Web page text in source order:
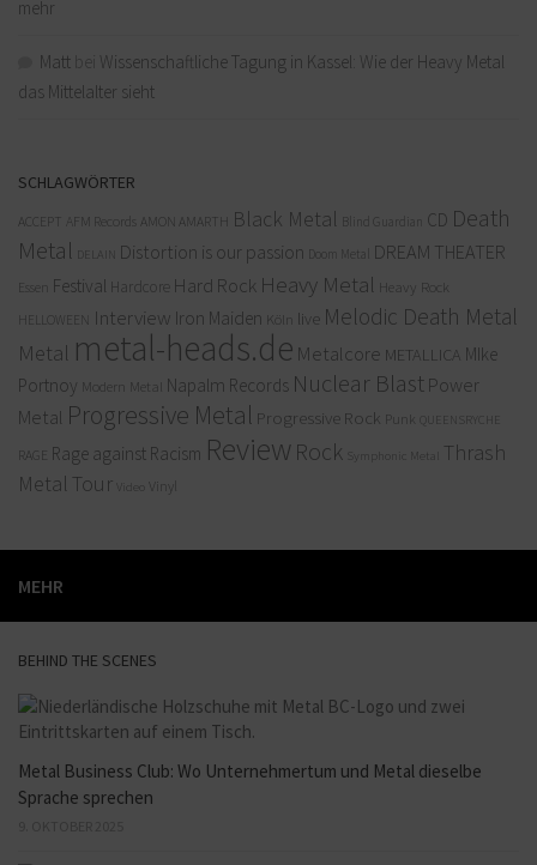
mehr
Matt
Wissenschaftliche Tagung in Kassel: Wie der Heavy Metal
das Mittelalter sieht
SCHLAGWÖRTER
ACCEPT AFM Records AMON AMARTH Black Metal Blind Guardian CD Death
Metal
DELAIN Distortion is our passion Doom Metal DREAM THEATER
Essen Festival Hardcore Hard Rock Heavy Metal Heavy Rock
HELLOWEEN Interview Iron Maiden Köln live Melodic Death Metal
Metal metal-heads.de Metalcore METALLICA MIke
Portnoy Modern Metal Napalm Records Nuclear Blast Power
Metal Progressive Metal Progressive Rock Punk QUEENSRYCHE
RAGE Rage against Racism Review Rock Symphonic Metal
Thrash
Metal Tour Video Vinyl
MEHR
BEHIND THE SCENES
Metal Business Club: Wo Unternehmertum und Metal dieselbe
Sprache sprechen